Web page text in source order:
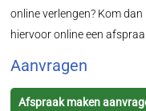
online verlengen? Kom
hiervoor online een
Aanvragen
Afspraak maken